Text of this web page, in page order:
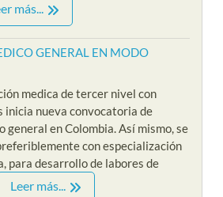
más...
GENERAL EN MODO
medica de tercer nivel con
inicia nueva convocatoria de
general en Colombia. Así mismo, se
con especialización
para desarrollo de labores de
Leer más...